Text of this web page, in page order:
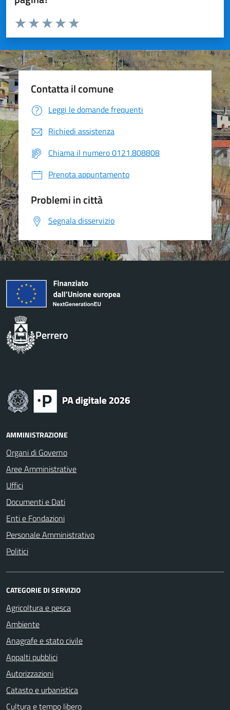
Valuta da 1 a 5 stelle la pagina
Valuta 5 stelle su 5
Valuta 4 stelle su 5
Valuta 3 stelle su 5
Valuta 2 stelle su 5
Valuta 1 stelle su 5
Contatta il comune
Leggi le domande frequenti
Richiedi assistenza
Chiama il numero 0121.808808
Prenota appuntamento
Problemi in città
Segnala disservizio
Perrero
AMMINISTRAZIONE
Organi di Governo
Aree Amministrative
Uffici
Documenti e Dati
Enti e Fondazioni
Personale Amministrativo
Politici
CATEGORIE DI SERVIZIO
Agricoltura e pesca
Ambiente
Anagrafe e stato civile
Appalti pubblici
Autorizzazioni
Catasto e urbanistica
Cultura e tempo libero